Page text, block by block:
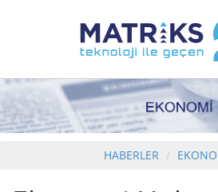
HABERLER